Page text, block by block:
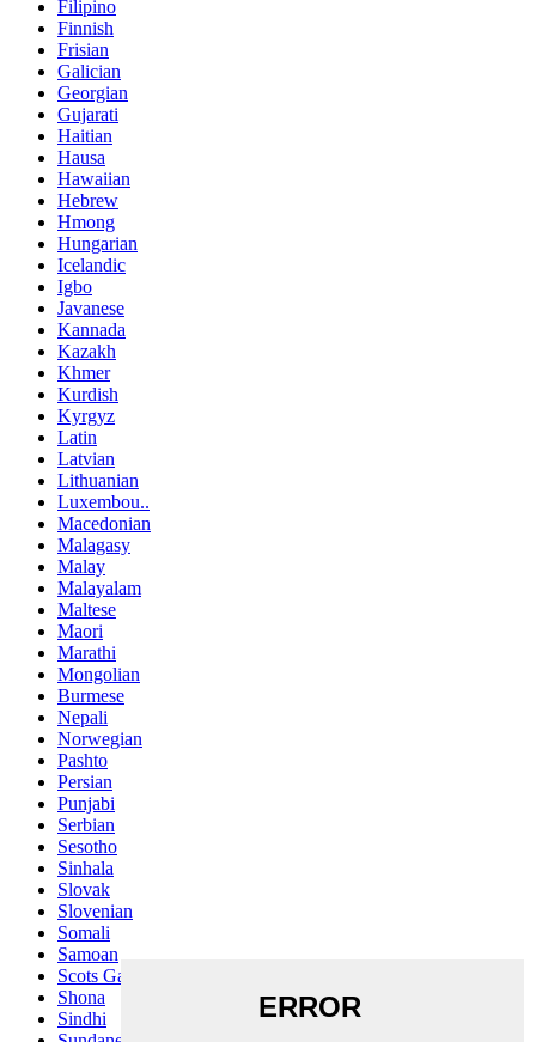
Filipino
Finnish
Frisian
Galician
Georgian
Gujarati
Haitian
Hausa
Hawaiian
Hebrew
Hmong
Hungarian
Icelandic
Igbo
Javanese
Kannada
Kazakh
Khmer
Kurdish
Kyrgyz
Latin
Latvian
Lithuanian
Luxembou..
Macedonian
Malagasy
Malay
Malayalam
Maltese
Maori
Marathi
Mongolian
Burmese
Nepali
Norwegian
Pashto
Persian
Punjabi
Serbian
Sesotho
Sinhala
Slovak
Slovenian
Somali
Samoan
Scots Gaelic
Shona
Sindhi